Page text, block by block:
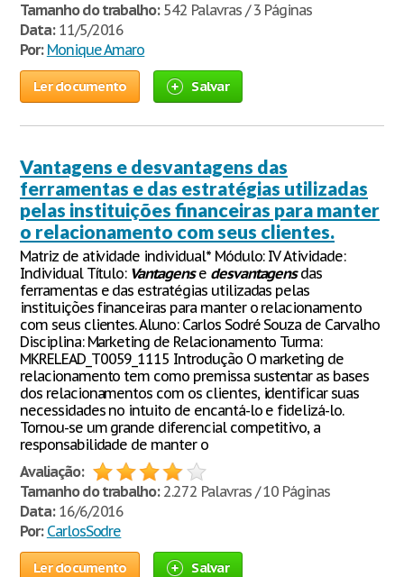
Tamanho do trabalho:542 Palavras / 3 Páginas
Data:11/5/2016
Por: Monique Amaro
Ler documento Salvar
Vantagens e desvantagens das
ferramentas e das estratégias utilizadas
pelas instituições financeiras para manter
o relacionamento com seus clientes.
Matriz de atividade individual* Módulo: IV Atividade:
Individual Título: Vantagense desvantagensdas
ferramentas e das estratégias utilizadas pelas
instituições financeiras para manter o relacionamento
com seus clientes. Aluno: Carlos Sodré Souza de Carvalho
Disciplina: Marketing de Relacionamento Turma:
MKRELEAD_T0059_1115 Introdução O marketing de
relacionamento tem como premissa sustentar as bases
dos relacionamentos com os clientes, identificar suas
necessidades no intuito de encantá-lo e fidelizá-lo.
Tornou-se um grande diferencial competitivo, a
responsabilidade de manter o
Avaliação:
Tamanho do trabalho:2.272 Palavras / 10 Páginas
Data:16/6/2016
Por: CarlosSodre
Ler documento Salvar